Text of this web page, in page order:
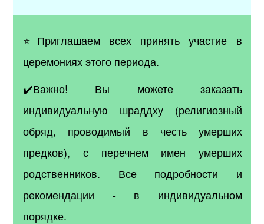
⭐️Приглашаем всех принять участие в
церемониях этого периода.
✔️Важно! Вы можете заказать
индивидуальную шраддху (религиозный
обряд, проводимый в честь умерших
предков), с перечнем имен умерших
родственников. Все подробности и
рекомендации - в индивидуальном
порядке.